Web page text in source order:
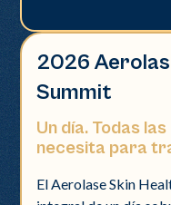
2026
Summit
Un día. Todas
necesita para
El Aerolase Skin